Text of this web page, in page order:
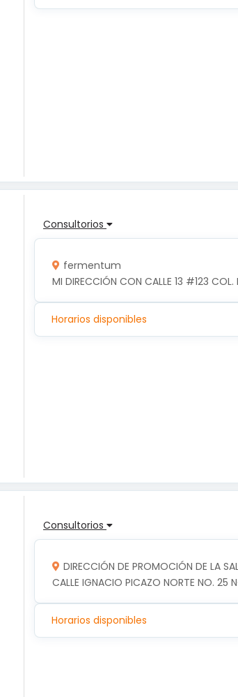
Consultorios
fermentum
MI DIRECCIÓN CON CALLE 13 #123 COL.
Horarios disponibles
Consultorios
DIRECCIÓN DE PROMOCIÓN DE LA
CALLE IGNACIO PICAZO NORTE NO. 25
Horarios disponibles